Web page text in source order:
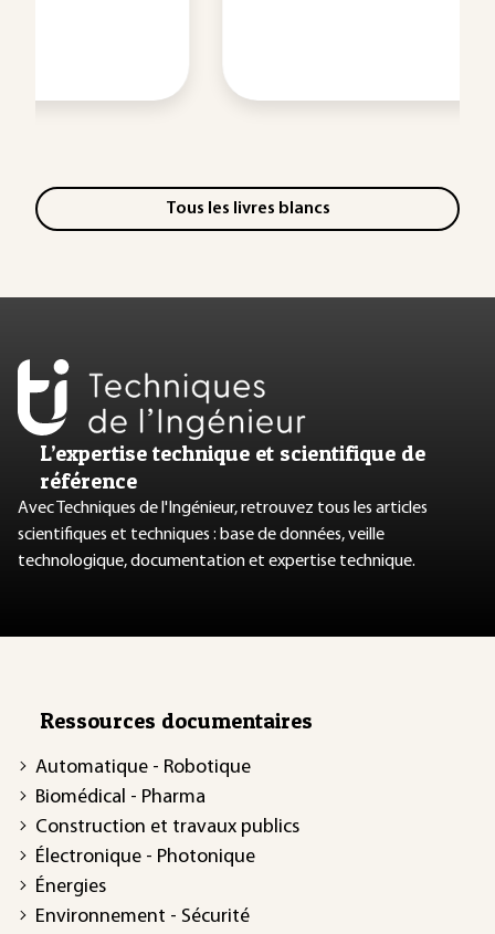
Tous les livres blancs
L’expertise technique et scientifique de
référence
Avec Techniques de l'Ingénieur, retrouvez tous les articles
scientifiques et techniques : base de données, veille
technologique, documentation et expertise technique.
Ressources documentaires
Automatique - Robotique
Biomédical - Pharma
Construction et travaux publics
Électronique - Photonique
Énergies
Environnement - Sécurité